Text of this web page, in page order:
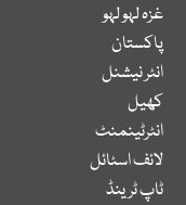
غزہ لہو لہو
پاکستان
انٹر نیشنل
کھیل
انٹرٹینمنٹ
لائف اسٹائل
ٹاپ ٹرینڈ